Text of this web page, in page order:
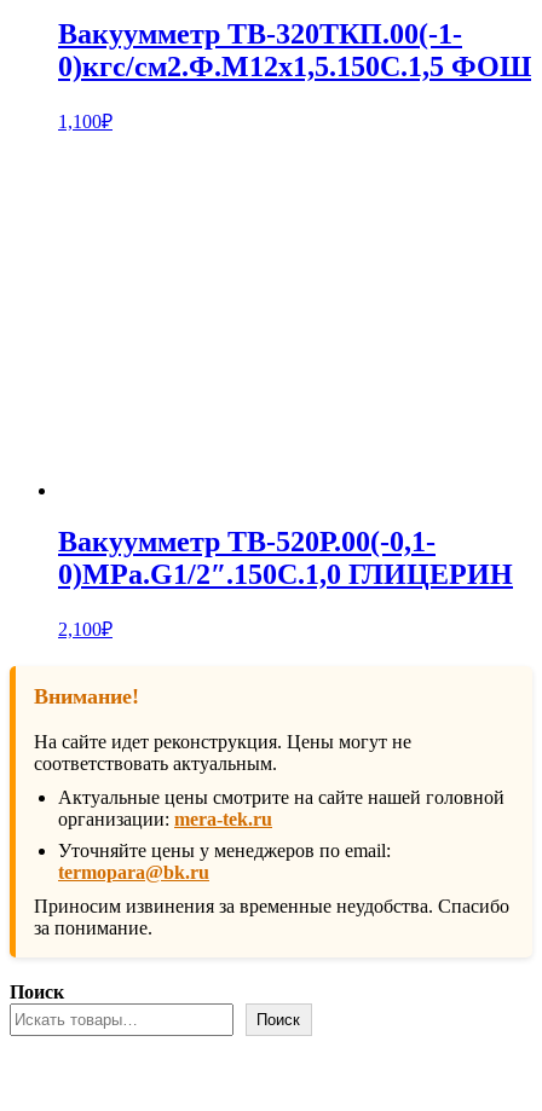
Вакуумметр ТВ-320ТКП.00(-1-
0)кгс/см2.Ф.М12х1,5.150С.1,5 ФОШ
1,100₽
Вакуумметр ТВ-520Р.00(-0,1-
0)MPa.G1/2″.150С.1,0 ГЛИЦЕРИН
2,100₽
Внимание!
На сайте идет реконструкция. Цены могут не
соответствовать актуальным.
Актуальные цены смотрите на сайте нашей головной
организации: mera-tek.ru
Уточняйте цены у менеджеров по email:
termopara@bk.ru
Приносим извинения за временные неудобства. Спасибо
за понимание.
Поиск
Поиск